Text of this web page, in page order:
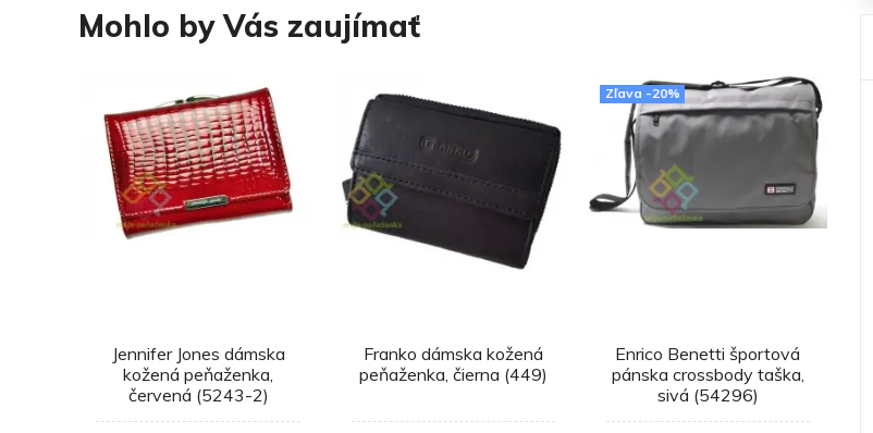
Mohlo by Vás zaujímať
Jennifer Jones dámska
kožená peňaženka,
červená (5243-2)
Franko dámska kožená
peňaženka, čierna (449)
Zľava -20%
Enrico Benetti športová
pánska crossbody taška,
sivá (54296)